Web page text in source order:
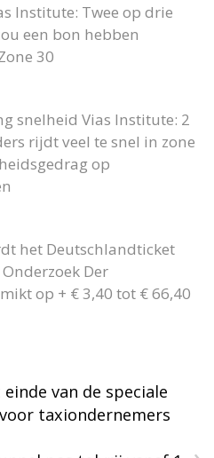
Institute: Twee op drie
een bon hebben
30
snelheid Vias Institute: 2
rijdt veel te snel in zone
op
het Deutschlandticket
Der
op + € 3,40 tot € 66,40
van de speciale
voor taxiondernemers